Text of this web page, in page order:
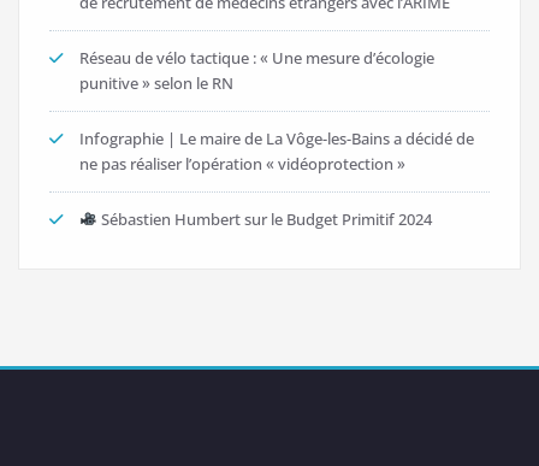
Réseau de vélo tactique : « Une mesure d’écologie
punitive » selon le RN
Infographie | Le maire de La Vôge-les-Bains a décidé de
ne pas réaliser l’opération « vidéoprotection »
Sébastien Humbert sur le Budget Primitif 2024